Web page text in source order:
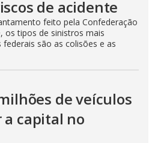
de acidente
feito pela Confederação
os tipos de sinistros mais
são as colisões e as
de veículos
a capital no